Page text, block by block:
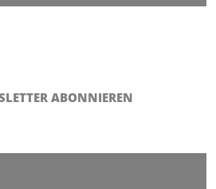
ABONNIEREN